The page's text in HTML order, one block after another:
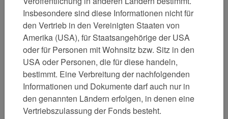
Investmentkriterien und Investmentansatz
Investition in Qualitätsaktien mit
- einer herausragenden Marktposition
- verständlichen, nachhaltigen Geschäftsmodellen
- einem fähigen und integren Management
Shareholder Value im Fokus des Unternehmens
(z.B. hohe Ausschüttungen, Aktienrückkäufe)
Hohe Unterbewertung zum inneren Wert („fair value“)
Insbesondere sind diese Informationen nicht für
den Vertrieb in den Vereinigten Staaten von
Amerika (USA), für Staatsangehörige der USA
oder für Personen mit Wohnsitz bzw. Sitz in den
USA oder Personen, die für diese handeln,
bestimmt. Eine Verbreitung der nachfolgenden
Informationen und Dokumente darf auch nur in
den genannten Ländern erfolgen, in denen eine
Vertriebszulassung der Fonds besteht.